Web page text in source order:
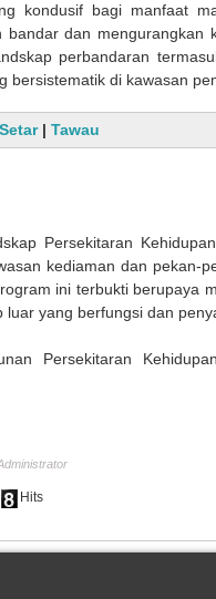
kondusif bagi manfaat
bandar dan
perbandaran
bersistematik di kawasan
| Tawau
Persekitaran
kediaman dan pekan-
ini terbukti berupaya
luar yang berfungsi dan
Persekitaran
Hits